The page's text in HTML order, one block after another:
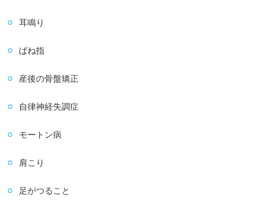
耳鳴り
ばね指
産後の骨盤矯正
自律神経失調症
モートン病
肩こり
足がつること